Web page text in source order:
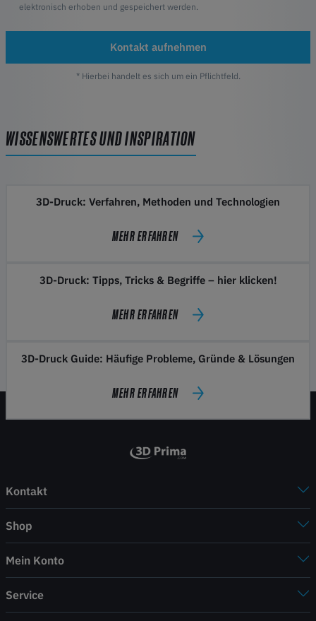
elektronisch erhoben und gespeichert werden.
Kontakt aufnehmen
* Hierbei handelt es sich um ein Pflichtfeld.
WISSENSWERTES UND INSPIRATION
3D-Druck: Verfahren, Methoden und Technologien
MEHR ERFAHREN
3D-Druck: Tipps, Tricks & Begriffe – hier klicken!
MEHR ERFAHREN
3D-Druck Guide: Häufige Probleme, Gründe & Lösungen
MEHR ERFAHREN
Kontakt
Shop
Mein Konto
Service